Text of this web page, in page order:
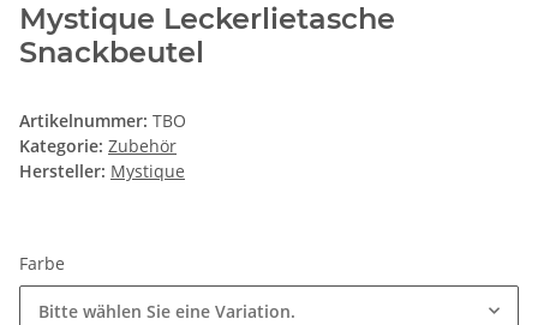
Mystique Leckerlietasche
Snackbeutel
Artikelnummer: TBO
Kategorie: Zubehör
Hersteller: Mystique
Farbe
Bitte wählen Sie eine Variation.